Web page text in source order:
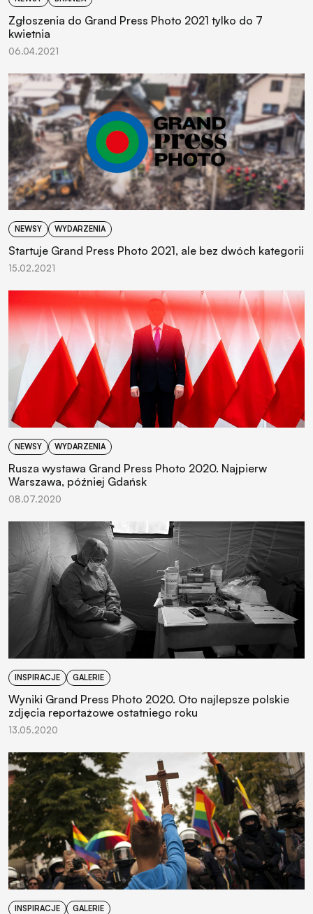
Zgłoszenia do Grand Press Photo 2021 tylko do 7
kwietnia
06.04.2021
NEWSY WYDARZENIA
Startuje Grand Press Photo 2021, ale bez dwóch kategorii
15.02.2021
NEWSY WYDARZENIA
Rusza wystawa Grand Press Photo 2020. Najpierw
Warszawa, później Gdańsk
08.07.2020
INSPIRACJE GALERIE
Wyniki Grand Press Photo 2020. Oto najlepsze polskie
zdjęcia reportażowe ostatniego roku
13.05.2020
INSPIRACJE GALERIE